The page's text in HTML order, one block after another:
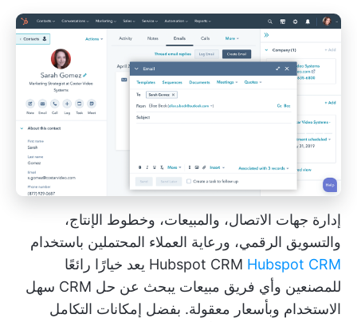
إدارة جهات الاتصال، والمبيعات، وخطوط الإنتاج،
والتسويق الرقمي، ورعاية العملاء المحتملين باستخدام
Hubspot CRM Hubspot CRM
يعد خيارًا رائعًا
للمصنعين وأي فريق مبيعات يبحث عن حل CRM سهل
الاستخدام وبأسعار معقولة. بفضل إمكانات التكامل